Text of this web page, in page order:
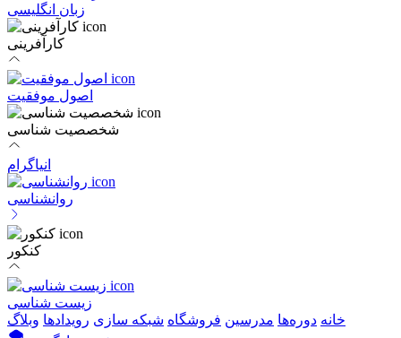
زبان انگلیسی
کارآفرینی
اصول موفقیت
شخصصیت شناسی
انیاگرام
روانشناسی
کنکور
زیست شناسی
خانه دوره‌ها مدرسین فروشگاه شبکه سازی رویداد‌ها وبلاگ